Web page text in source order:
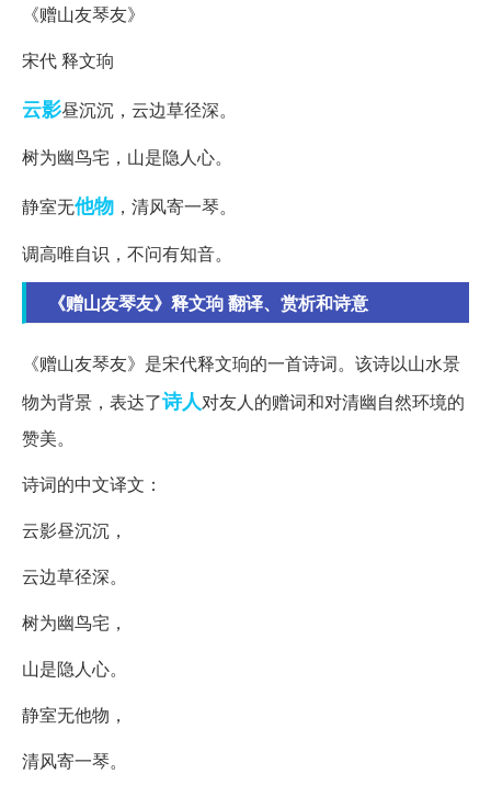
《赠山友琴友》
宋代 释文珦
云影昼沉沉，云边草径深。
树为幽鸟宅，山是隐人心。
静室无他物 ，清风寄一琴。
调高唯自识，不问有知音。
《赠山友琴友》释文珦 翻译、赏析和诗意
《赠山友琴友》是宋代释文珦的一首诗词。该诗以山水景
物为背景，表达了诗人对友人的赠词和对清幽自然环境的
赞美。
诗词的中文译文：
云影昼沉沉，
云边草径深。
树为幽鸟宅，
山是隐人心。
静室无他物，
清风寄一琴。